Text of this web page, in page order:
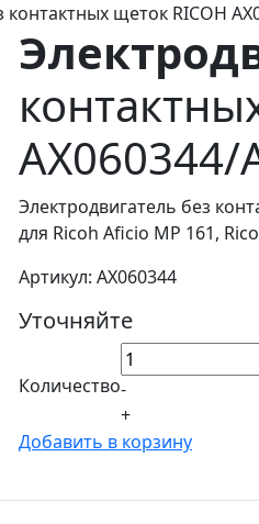
контактных щеток RICOH
AX060344/
Электродвигатель без
для Ricoh Aficio MP 161,
Артикул: AX060344
Уточняйте
Количество-
+
Добавить в корзину